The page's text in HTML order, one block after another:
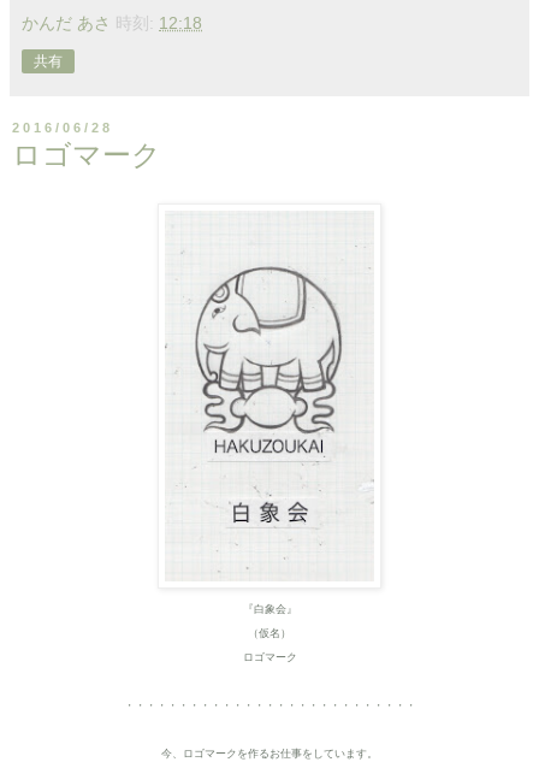
かんだ あさ 時刻: 12:18
共有
2016/06/28
ロゴマーク
『白象会』
（仮名）
ロゴマーク
・・・・・・・・・・・・・・・・・・・・・・・・・・・
今、ロゴマークを作るお仕事をしています。